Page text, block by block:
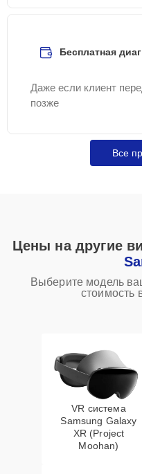
Бесплатная
Даже если клиент
позже
Все
Цены на другие
Выберите модель
стоимость
VR система
Samsung Galaxy
XR (Project
Moohan)